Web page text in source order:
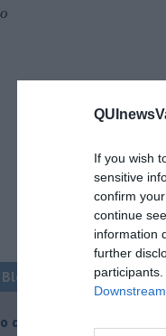
If you wish
sensitive
confirm
continue
information
further
“Parole
di una tanghera